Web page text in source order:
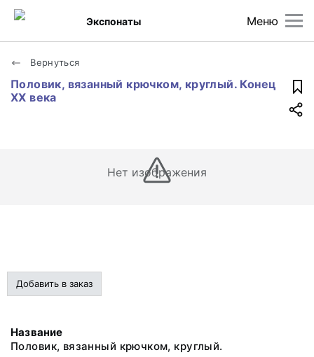
Меню
Экспонаты
Вернуться
Половик, вязанный крючком, круглый. Конец
XX века
Нет изображения
Добавить в заказ
Название
Половик, вязанный крючком, круглый.